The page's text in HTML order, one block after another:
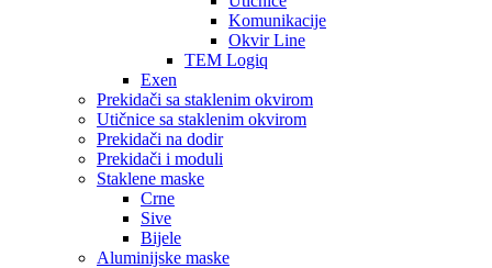
Komunikacije
Okvir Line
TEM Logiq
Exen
Prekidači sa staklenim okvirom
Utičnice sa staklenim okvirom
Prekidači na dodir
Prekidači i moduli
Staklene maske
Crne
Sive
Bijele
Aluminijske maske